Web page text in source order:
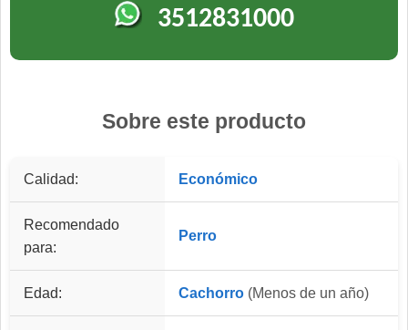
3512831000
Sobre este producto
Calidad: Económico
Recomendado
para:
Perro
Edad: Cachorro (Menos de un año)